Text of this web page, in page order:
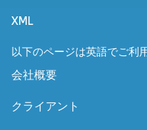
XML
以下のページは英語でご利
会社概要
クライアント